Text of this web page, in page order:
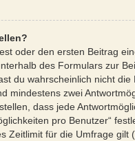
oder den ersten Beitrag
des Formulars zur
du wahrscheinlich nicht
mindestens zwei
dass jede
pro Benutzer“
Zeitlimit für die Umfrage gilt